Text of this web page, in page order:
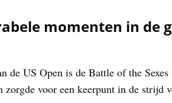
momenten in de
de US Open is de Battle of the
voor een keerpunt in de strijd